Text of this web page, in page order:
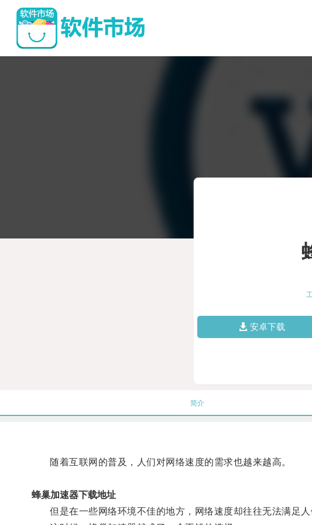
安卓下载
简介
随着互联网的普及，人们对网络速度的需求也越来越高。
蜂巢加速器下载地址
但是在一些网络环境不佳的地方，网络速度却往往无法满足人